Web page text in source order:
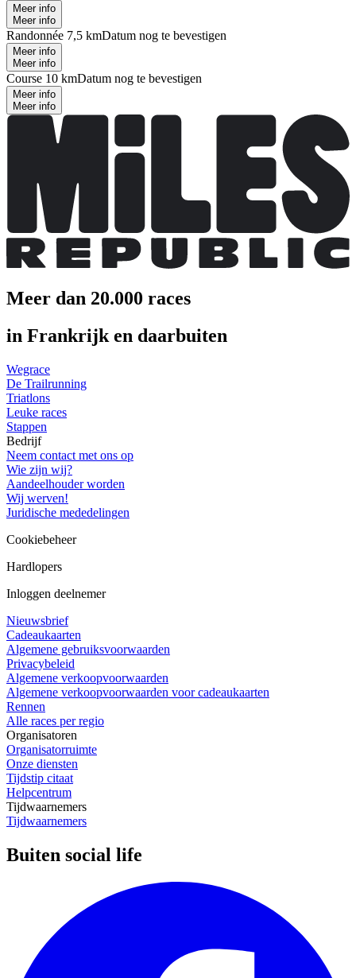
Meer info
Meer info
Randonnée 7,5 kmDatum nog te bevestigen
Meer info
Meer info
Course 10 kmDatum nog te bevestigen
Meer info
Meer info
Meer dan 20.000 races
in Frankrijk en daarbuiten
Wegrace
De Trailrunning
Triatlons
Leuke races
Stappen
Bedrijf
Neem contact met ons op
Wie zijn wij?
Aandeelhouder worden
Wij werven!
Juridische mededelingen
Cookiebeheer
Hardlopers
Inloggen deelnemer
Nieuwsbrief
Cadeaukaarten
Algemene gebruiksvoorwaarden
Privacybeleid
Algemene verkoopvoorwaarden
Algemene verkoopvoorwaarden voor cadeaukaarten
Rennen
Alle races per regio
Organisatoren
Organisatorruimte
Onze diensten
Tijdstip citaat
Helpcentrum
Tijdwaarnemers
Tijdwaarnemers
Buiten social life